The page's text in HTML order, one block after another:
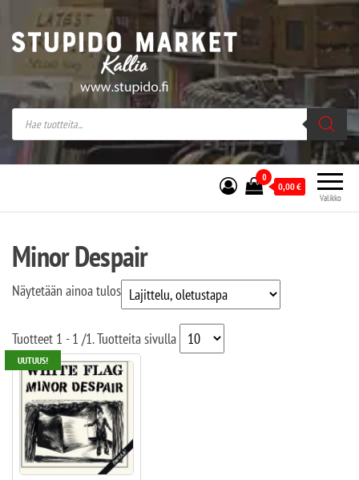
Stupido Market – verkossa ja kivijalassa
Stupido Market on vaihtoehtomusaan
erikoistunut verkko- sekä
kivijalkakauppa Helsingissä Kallion
sydämessä.
Valikko
0
0,00€
Minor Despair
Näytetään ainoa tulos
Tuotteet 1 - 1 /1. Tuotteita sivulla
UUTUUS!